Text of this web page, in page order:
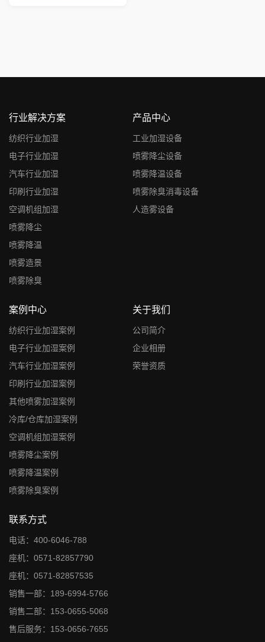
行业解决方案
纺织行业加湿
电子行业加湿
汽车行业加湿
印刷行业加湿
空调机组加湿
喷雾降尘
喷雾降温
喷雾造景
喷雾除臭
产品中心
工业加湿设备
喷雾降尘设备
喷雾降温设备
喷雾除臭消毒设备
人造雾设备
案例中心
纺织行业加湿案例
电子行业加湿案例
汽车行业加湿案例
印刷行业加湿案例
其他喷雾加湿案例
冷库/仓库加湿案例
空调机组加湿案例
喷雾降尘案例
喷雾降温案例
喷雾除臭案例
关于我们
公司简介
企业相册
荣誉资质
联系方式
电话：400-6046-788
座机：0571-82857790
座机：0571-82857535
销售一部：189-6994-5766
销售二部：153-0655-5068
售后服务：153-0656-7655